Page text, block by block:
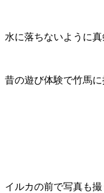
水に落ちないように真
昔の遊び体験で竹馬
イルカの前で写真も